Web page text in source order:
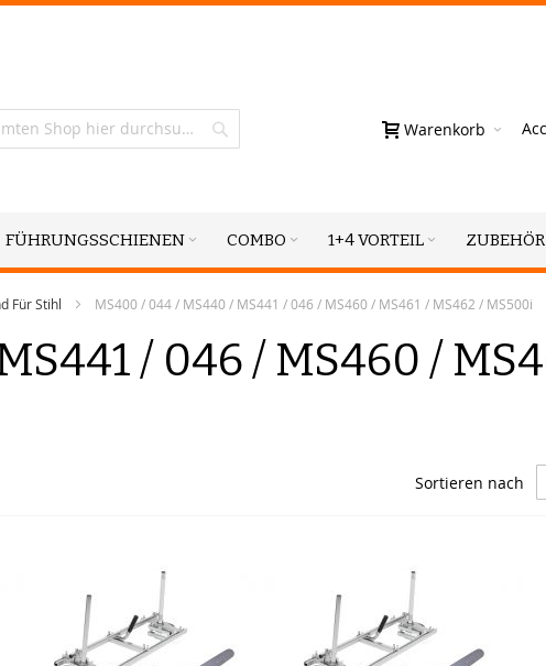
Warenkorb
FÜHRUNGSSCHIENEN COMBO 1+4 VORTEIL ZUBEHÖR
Für Stihl MS400 / 044 / MS440 / MS441 / 046 / MS460 / MS461 / MS462 / MS500i
/ 046 / MS460 /
Sortieren nach